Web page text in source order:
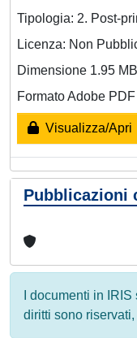
Tipologia: 2. Post-
Licenza: Non
Dimensione 1.95 MB
Formato Adobe PDF
Visualizza/Apri
Pubblicazioni
I documenti in
diritti sono